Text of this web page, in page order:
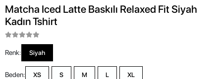
Matcha Iced Latte Baskılı Relaxed Fit Siyah
Kadın Tshirt
Renk: Siyah
Beden: XS S M L XL